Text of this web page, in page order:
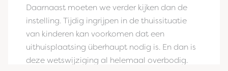
Daarnaast moeten we verder kijken dan de
instelling. Tijdig ingrijpen in de thuissituatie
van kinderen kan voorkomen dat een
uithuisplaatsing überhaupt nodig is. En dan is
deze wetswijziging al helemaal overbodig.